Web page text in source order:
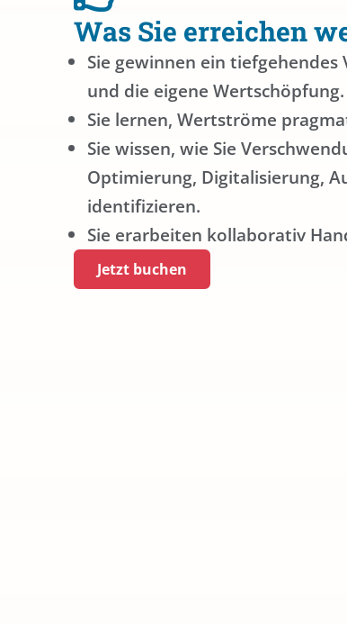
Was Sie erreichen
Sie gewinnen ein
und die eigene Wertschöpfung.
Sie lernen, Wertströme
Sie wissen, wie Sie
Optimierung, Digitalisierung,
identifizieren.
Sie erarbeiten kollaborativ
Jetzt buchen